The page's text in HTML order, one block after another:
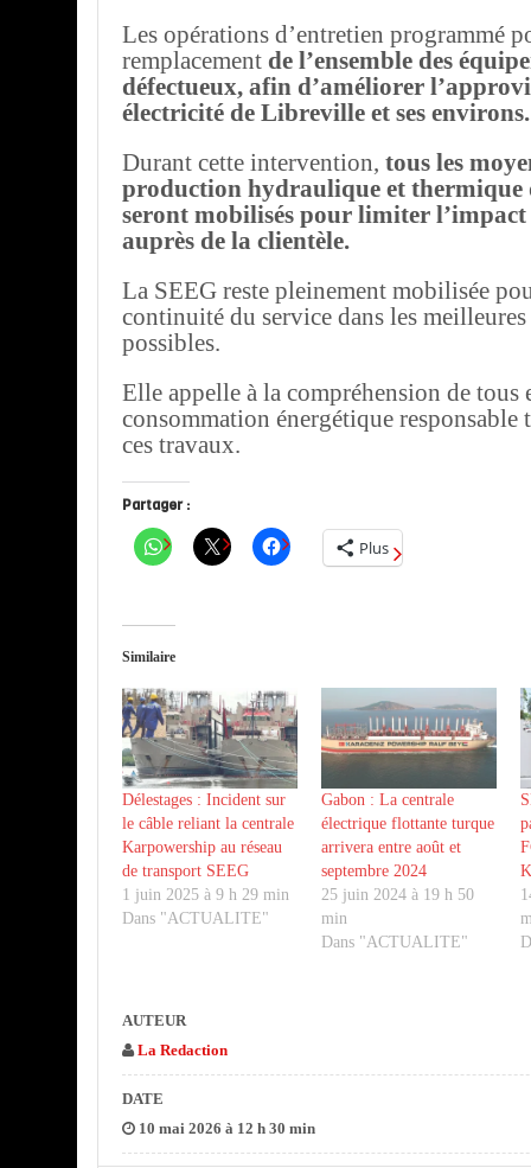
Les opérations d’entretien programmé
remplacement de l’ensemble des
défectueux, afin d’améliorer
électricité de Libreville et ses environs.
Durant cette intervention, tous les
production hydraulique et thermique
seront mobilisés pour limiter l’impact
auprès de la clientèle.
La SEEG reste pleinement mobilisée
continuité du service dans les
possibles.
Elle appelle à la compréhension de tous
consommation énergétique responsable
ces travaux.
Partager :
Plus
Similaire
Délestages : Incident sur
le câble reliant la centrale
Karpowership au réseau
de transport SEEG
1 juin 2025 à 9 h 29 min
Dans "ACTUALITE"
Gabon : La centrale
électrique flottante turque
arrivera entre août et
septembre 2024
25 juin 2024 à 19 h 50
min
Dans "ACTUALITE"
AUTEUR
La Redaction
DATE
10 mai 2026 à 12 h 30 min